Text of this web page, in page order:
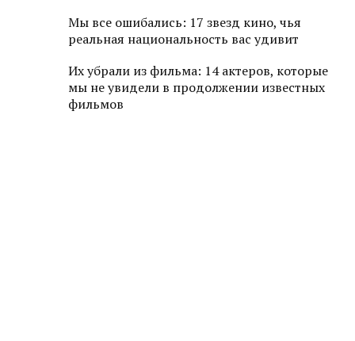
Мы все ошибались: 17 звезд кино, чья
реальная национальность вас удивит
Их убрали из фильма: 14 актеров, которые
мы не увидели в продолжении известных
фильмов